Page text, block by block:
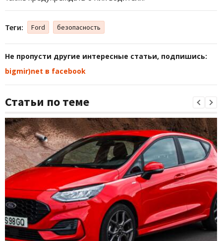
Теги: Ford безопасность
Не пропусти другие интересные статьи, подпишись:
bigmir)net в facebook
Статьи по теме